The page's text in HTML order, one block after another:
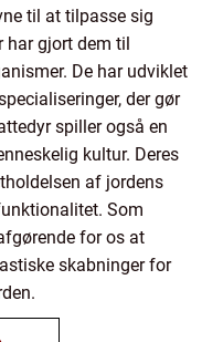
til at tilpasse sig
har gjort dem til
De har udviklet
der gør
spiller også en
kultur. Deres
af jordens
Som
for os at
skabninger for